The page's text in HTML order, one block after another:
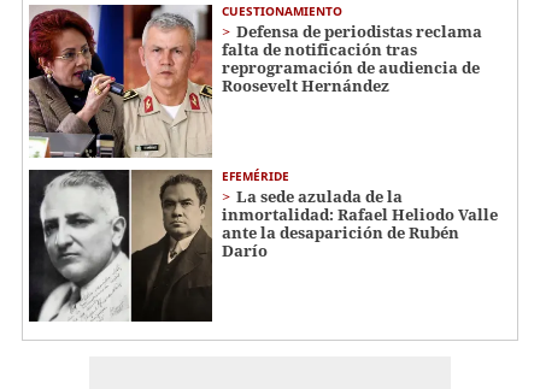
CUESTIONAMIENTO
Defensa de periodistas reclama
falta de notificación tras
reprogramación de audiencia de
Roosevelt Hernández
EFEMÉRIDE
La sede azulada de la
inmortalidad: Rafael Heliodo Valle
ante la desaparición de Rubén
Darío